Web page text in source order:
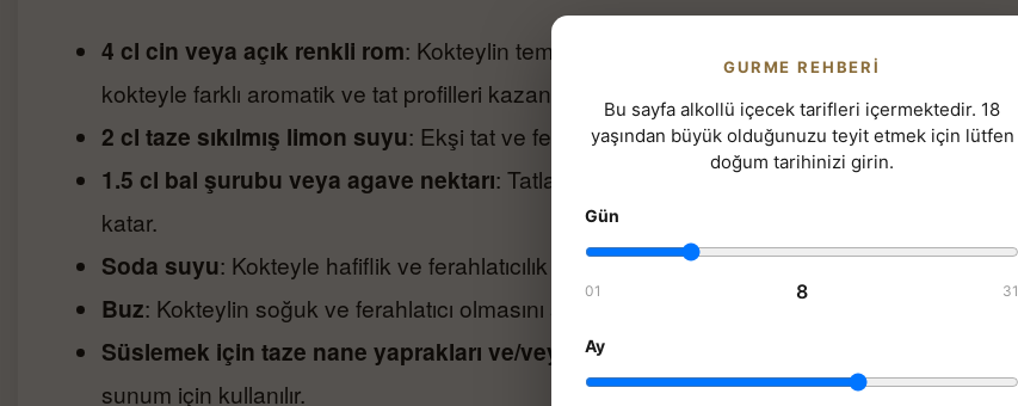
4 cl cin veya açık renkli rom: Kokteylin temel alkol bileşeni olarak kullanılır. Cin ve rom,
kokteyle farklı aromatik ve tat profilleri kazandırır.
2 cl taze sıkılmış limon suyu: Ekşi tat ve ferahlatıcılık sağlar.
1.5 cl bal şurubu veya agave nektarı: Tatlandırıcı olarak kullanılır ve doğal bir tatlılık
katar.
Soda suyu: Kokteyle hafiflik ve ferahlatıcılık katar.
Buz: Kokteylin soğuk ve ferahlatıcı olmasını sağlar.
Süslemek için taze nane yaprakları ve/veya limon dilimi
sunum için kullanılır.
GURME REHBERI
Bu sayfa alkollü içecek tarifleri içermektedir. 18
yaşından büyük olduğunuzu teyit etmek için lütfen
doğum tarihinizi girin.
Gün
01 8 31
Ay